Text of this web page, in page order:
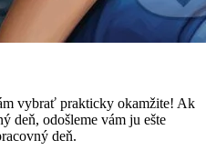
vybrať prakticky okamžite! Ak
deň, odošleme vám ju ešte
deň.